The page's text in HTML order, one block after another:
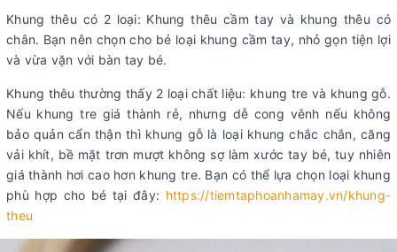
Khung thêu có 2 loại: Khung thêu cầm tay và khung thêu có
chân. Bạn nên chọn cho bé loại khung cầm tay, nhỏ gọn tiện lợi
và vừa vặn với bàn tay bé.
Khung thêu thường thấy 2 loại chất liệu: khung tre và khung gỗ.
Nếu khung tre giá thành rẻ, nhưng dễ cong vênh nếu không
bảo quản cẩn thận thì khung gỗ là loại khung chắc chắn, căng
vải khít, bề mặt trơn mượt không sợ làm xước tay bé, tuy nhiên
giá thành hơi cao hơn khung tre. Bạn có thể lựa chọn loại khung
phù hợp cho bé tại đây: https://tiemtaphoanhamay.vn/khung-
theu